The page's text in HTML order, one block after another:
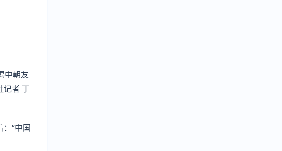
中朝友
记者 丁
“中国